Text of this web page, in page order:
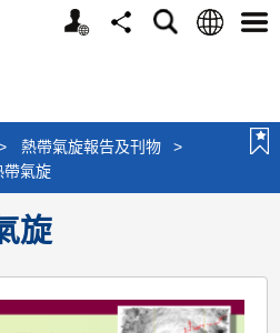
個
分
搜
語
選
熱帶氣旋報告及刊物
>
帶氣旋
旋